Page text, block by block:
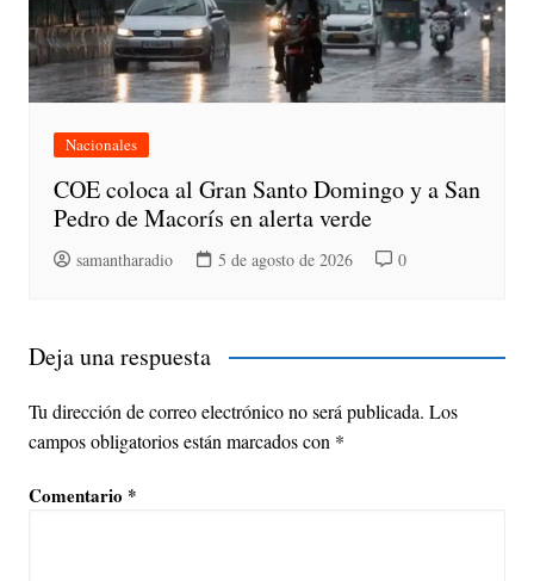
Nacionales
COE coloca al Gran Santo Domingo y a San
Pedro de Macorís en alerta verde
samantharadio 5 de agosto de 2026 0
Deja una respuesta
Tu dirección de correo electrónico no será publicada. Los
campos obligatorios están marcados con *
Comentario *